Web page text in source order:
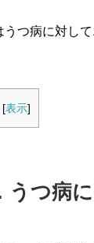
うつ病に対し
[表示]
うつ病